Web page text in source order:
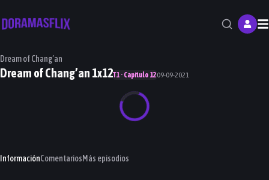
Dream of Chang’an
Dream of Chang’an 1x12T1 · Capítulo 1209-09-2021
InformaciónComentariosMás episodios